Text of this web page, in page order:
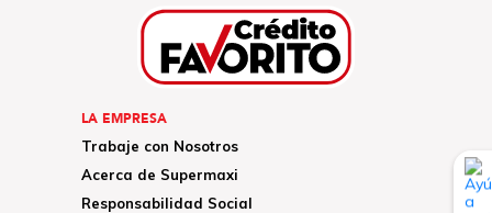
LA EMPRESA
Trabaje con Nosotros
Acerca de Supermaxi
Responsabilidad Social